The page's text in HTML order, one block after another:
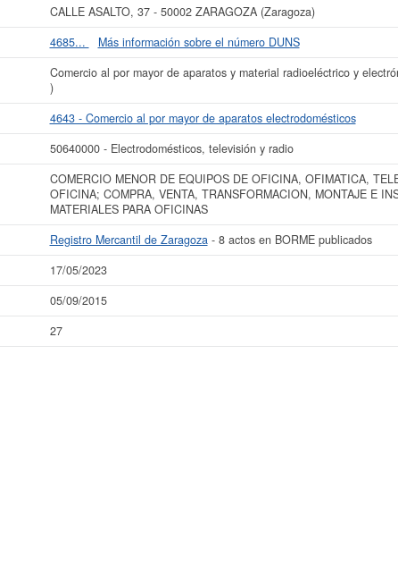
y cuentas de resultados disponibles.
La última actualización del informe de empresa se ha realizado el 17/05/2023.
CALLE ASALTO, 37 - 50002 ZARAGOZA (Zaragoza)
4685... Más información sobre el número DUNS
Comercio al por mayor de aparatos y material radioeléctrico y
)
4643 - Comercio al por mayor de aparatos electrodomésticos
50640000 - Electrodomésticos, televisión y radio
COMERCIO MENOR DE EQUIPOS DE OFICINA, OFIMATICA,
OFICINA; COMPRA, VENTA, TRANSFORMACION, MONTAJE E
MATERIALES PARA OFICINAS
Registro Mercantil de Zaragoza- 8 actos en BORME publicados
17/05/2023
05/09/2015
27